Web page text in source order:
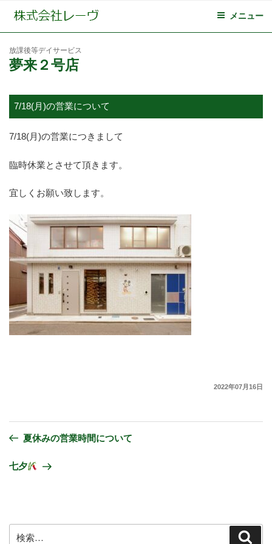
メニュー
放課後等デイサービス
夢来２号店
7/18(月)の営業について
7/18(月)の営業につきまして
臨時休業とさせて頂きます。
宜しくお願い致します。
2022年07月16日
夏休みの営業時間について
七夕